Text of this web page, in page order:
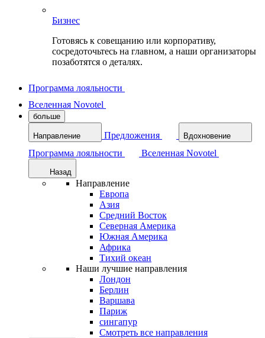
Бизнес
Готовясь к совещанию или корпоративу,
сосредоточьтесь на главном, а наши организаторы
позаботятся о деталях.
Программа лояльности
Вселенная Novotel
больше
Направление Предложения Вдохновение
Программа лояльности Вселенная Novotel
Назад
Направление
Европа
Азия
Средний Восток
Северная Америка
Южная Америка
Африка
Тихий океан
Наши лучшие направления
Лондон
Берлин
Варшава
Париж
сингапур
Смотреть все направления